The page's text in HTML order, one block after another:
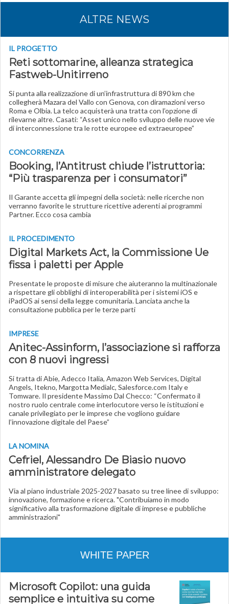
ALTRE NEWS
IL PROGETTO
Reti sottomarine, alleanza strategica
Fastweb-Unitirreno
Si punta alla realizzazione di un’infrastruttura di 890 km che
collegherà Mazara del Vallo con Genova, con diramazioni verso
Roma e Olbia. La telco acquisterà una tratta con l’opzione di
rilevarne altre. Casati: “Asset unico nello sviluppo delle nuove vie
di interconnessione tra le rotte europee ed extraeuropee”
CONCORRENZA
Booking, l’Antitrust chiude l’istruttoria:
“Più trasparenza per i consumatori”
Il Garante accetta gli impegni della società: nelle ricerche non
verranno favorite le strutture ricettive aderenti ai programmi
Partner. Ecco cosa cambia
IL PROCEDIMENTO
Digital Markets Act, la Commissione Ue
fissa i paletti per Apple
Presentate le proposte di misure che aiuteranno la multinazionale
a rispettare gli obblighi di interoperabilità per i sistemi iOS e
iPadOS ai sensi della legge comunitaria. Lanciata anche la
consultazione pubblica per le terze parti
IMPRESE
Anitec-Assinform, l’associazione si rafforza
con 8 nuovi ingressi
Si tratta di Abie, Adecco Italia, Amazon Web Services, Digital
Angels, Itekno, Margotta Medialc, Salesforce.com Italy e
Tomware. Il presidente Massimo Dal Checco: “Confermato il
nostro ruolo centrale come interlocutore verso le istituzioni e
canale privilegiato per le imprese che vogliono guidare
l’innovazione digitale del Paese”
LA NOMINA
Cefriel, Alessandro De Biasio nuovo
amministratore delegato
Via al piano industriale 2025-2027 basato su tree linee di sviluppo:
innovazione, formazione e ricerca. "Contribuiamo in modo
significativo alla trasformazione digitale di imprese e pubbliche
amministrazioni"
WHITE PAPER
Microsoft Copilot: una guida
semplice e intuitiva su come